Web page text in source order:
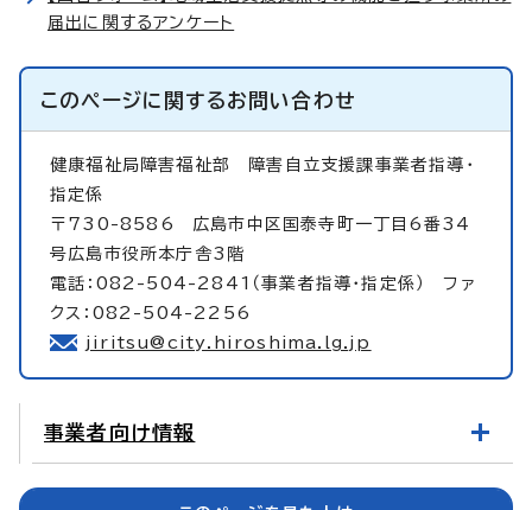
届出に関するアンケート
このページに関するお問い合わせ
健康福祉局障害福祉部
障害自立支援課事業者指導・
指定係
〒730-8586 広島市中区国泰寺町一丁目6番34
号広島市役所本庁舎3階
電話：082-504-2841（事業者指導・指定係） ファ
クス：082-504-2256
jiritsu@city.hiroshima.lg.jp
事業者向け情報